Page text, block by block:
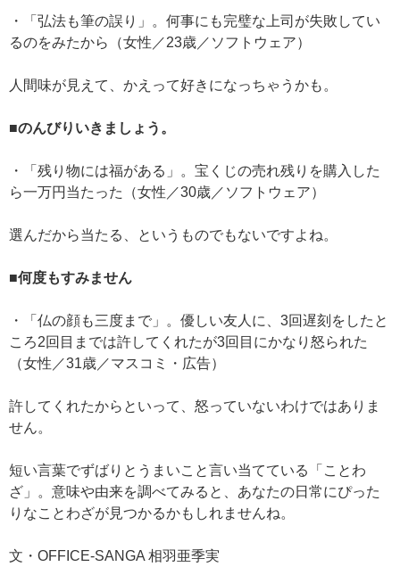
・「弘法も筆の誤り」。何事にも完璧な上司が失敗してい
るのをみたから（女性／23歳／ソフトウェア）
人間味が見えて、かえって好きになっちゃうかも。
■のんびりいきましょう。
・「残り物には福がある」。宝くじの売れ残りを購入した
ら一万円当たった（女性／30歳／ソフトウェア）
選んだから当たる、というものでもないですよね。
■何度もすみません
・「仏の顔も三度まで」。優しい友人に、3回遅刻をしたと
ころ2回目までは許してくれたが3回目にかなり怒られた
（女性／31歳／マスコミ・広告）
許してくれたからといって、怒っていないわけではありま
せん。
短い言葉でずばりとうまいこと言い当てている「ことわ
ざ」。意味や由来を調べてみると、あなたの日常にぴった
りなことわざが見つかるかもしれませんね。
文・OFFICE-SANGA 相羽亜季実